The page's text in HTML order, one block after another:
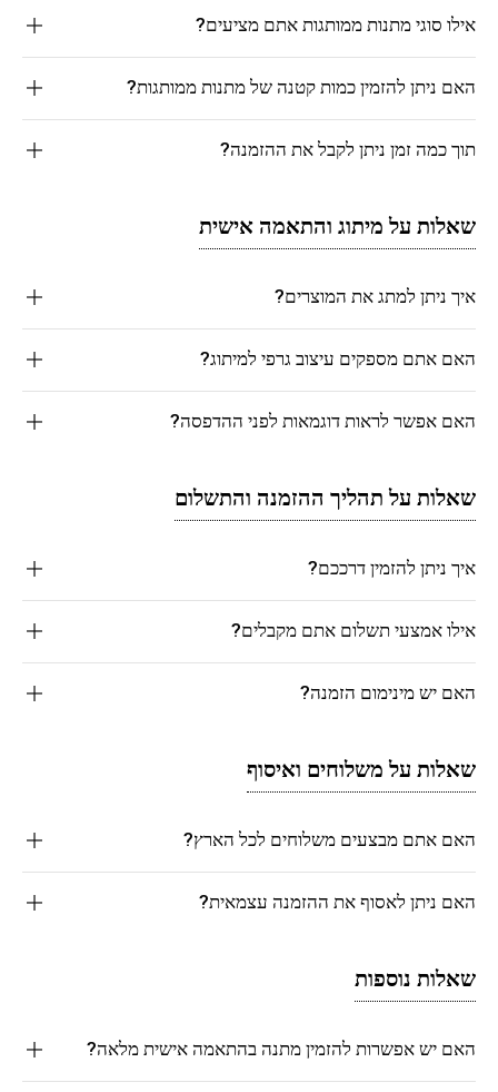
אילו סוגי מתנות ממותגות אתם מציעים?
האם ניתן להזמין כמות קטנה של מתנות ממותגות?
תוך כמה זמן ניתן לקבל את ההזמנה?
שאלות על מיתוג והתאמה אישית
איך ניתן למתג את המוצרים?
האם אתם מספקים עיצוב גרפי למיתוג?
האם אפשר לראות דוגמאות לפני ההדפסה?
שאלות על תהליך ההזמנה והתשלום
איך ניתן להזמין דרככם?
אילו אמצעי תשלום אתם מקבלים?
האם יש מינימום הזמנה?
שאלות על משלוחים ואיסוף
האם אתם מבצעים משלוחים לכל הארץ?
האם ניתן לאסוף את ההזמנה עצמאית?
שאלות נוספות
האם יש אפשרות להזמין מתנה בהתאמה אישית מלאה?